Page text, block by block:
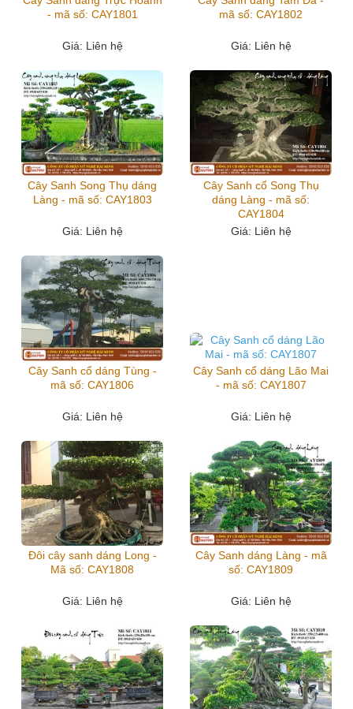
- mã số: CAY1801
Giá: Liên hệ
mã số: CAY1802
Giá: Liên hệ
Cây Sanh Song Thụ dáng
Làng - mã số: CAY1803
Giá: Liên hệ
Cây Sanh cổ Song Thụ
dáng Làng - mã số:
CAY1804
Giá: Liên hệ
Cây Sanh cổ dáng Tùng -
mã số: CAY1806
Giá: Liên hệ
Cây Sanh cổ dáng Lão Mai
- mã số: CAY1807
Giá: Liên hệ
Đôi cây sanh dáng Long -
Mã số: CAY1808
Giá: Liên hệ
Cây Sanh dáng Làng - mã
số: CAY1809
Giá: Liên hệ